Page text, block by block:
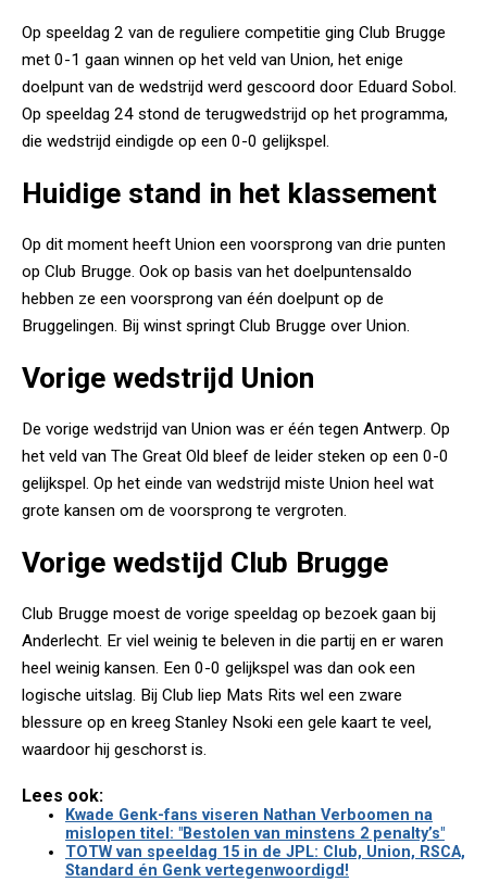
Op speeldag 2 van de reguliere competitie ging Club Brugge
met 0-1 gaan winnen op het veld van Union, het enige
doelpunt van de wedstrijd werd gescoord door Eduard Sobol.
Op speeldag 24 stond de terugwedstrijd op het programma,
die wedstrijd eindigde op een 0-0 gelijkspel.
Huidige stand in het klassement
Op dit moment heeft Union een voorsprong van drie punten
op Club Brugge. Ook op basis van het doelpuntensaldo
hebben ze een voorsprong van één doelpunt op de
Bruggelingen. Bij winst springt Club Brugge over Union.
Vorige wedstrijd Union
De vorige wedstrijd van Union was er één tegen Antwerp. Op
het veld van The Great Old bleef de leider steken op een 0-0
gelijkspel. Op het einde van wedstrijd miste Union heel wat
grote kansen om de voorsprong te vergroten.
Vorige wedstijd Club Brugge
Club Brugge moest de vorige speeldag op bezoek gaan bij
Anderlecht. Er viel weinig te beleven in die partij en er waren
heel weinig kansen. Een 0-0 gelijkspel was dan ook een
logische uitslag. Bij Club liep Mats Rits wel een zware
blessure op en kreeg Stanley Nsoki een gele kaart te veel,
waardoor hij geschorst is.
Lees ook:
Kwade Genk-fans viseren Nathan Verboomen na
mislopen titel: "Bestolen van minstens 2 penalty’s"
TOTW van speeldag 15 in de JPL: Club, Union, RSCA,
Standard én Genk vertegenwoordigd!